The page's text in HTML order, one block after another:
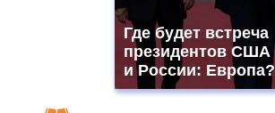
Где будет встреча
президентов США
и России: Европа?